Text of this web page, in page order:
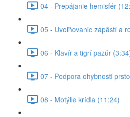
04 - Prepájanie hemisfér
05 - Uvoľňovanie zápästí a
06 - Klavír a tigrí pazúr
07 - Podpora ohybnosti
08 - Motýlie krídla (11:24)